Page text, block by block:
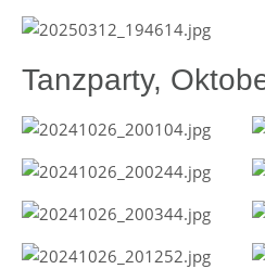
Tanzparty,